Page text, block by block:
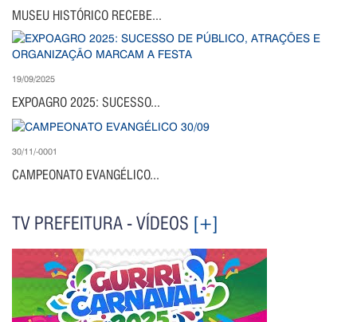
MUSEU HISTÓRICO RECEBE...
19/09/2025
EXPOAGRO 2025: SUCESSO...
30/11/-0001
CAMPEONATO EVANGÉLICO...
TV PREFEITURA - VÍDEOS [+]